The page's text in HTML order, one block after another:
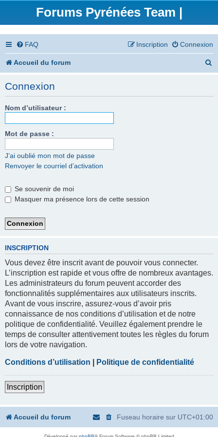
Forums Pyrénées Team |
FAQ Connexion
Inscription
Accueil du forum
Connexion
Nom d’utilisateur :
Mot de passe :
J’ai oublié mon mot de passe
Renvoyer le courriel d’activation
Se souvenir de moi
Masquer ma présence lors de cette session
INSCRIPTION
Vous devez être inscrit avant de pouvoir vous connecter.
L’inscription est rapide et vous offre de nombreux avantages.
Les administrateurs du forum peuvent accorder des
fonctionnalités supplémentaires aux utilisateurs inscrits.
Avant de vous inscrire, assurez-vous d’avoir pris
connaissance de nos conditions d’utilisation et de notre
politique de confidentialité. Veuillez également prendre le
temps de consulter attentivement toutes les règles du forum
lors de votre navigation.
Conditions d’utilisation Politique de confidentialité
Inscription
Accueil du forum Fuseau horaire sur UTC+01:00